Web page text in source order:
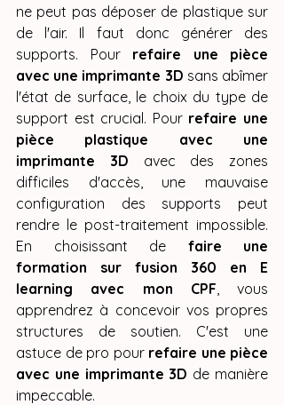
ne peut pas déposer de plastique sur
de l'air. Il faut donc générer des
supports. Pour refaire une pièce
avec une imprimante 3D sans abîmer
l'état de surface, le choix du type de
support est crucial. Pour refaire une
pièce plastique avec une
imprimante 3D avec des zones
difficiles d'accès, une mauvaise
configuration des supports peut
rendre le post-traitement impossible.
En choisissant de faire une
formation sur fusion 360 en E
learning avec mon CPF , vous
apprendrez à concevoir vos propres
structures de soutien. C'est une
astuce de pro pour refaire une pièce
avec une imprimante 3D de manière
impeccable.